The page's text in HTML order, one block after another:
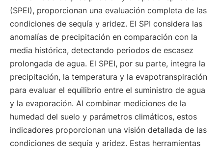
(SPEI), proporcionan una evaluación completa de las
condiciones de sequía y aridez. El SPI considera las
anomalías de precipitación en comparación con la
media histórica, detectando periodos de escasez
prolongada de agua. El SPEI, por su parte, integra la
precipitación, la temperatura y la evapotranspiración
para evaluar el equilibrio entre el suministro de agua
y la evaporación. Al combinar mediciones de la
humedad del suelo y parámetros climáticos, estos
indicadores proporcionan una visión detallada de las
condiciones de sequía y aridez. Estas herramientas